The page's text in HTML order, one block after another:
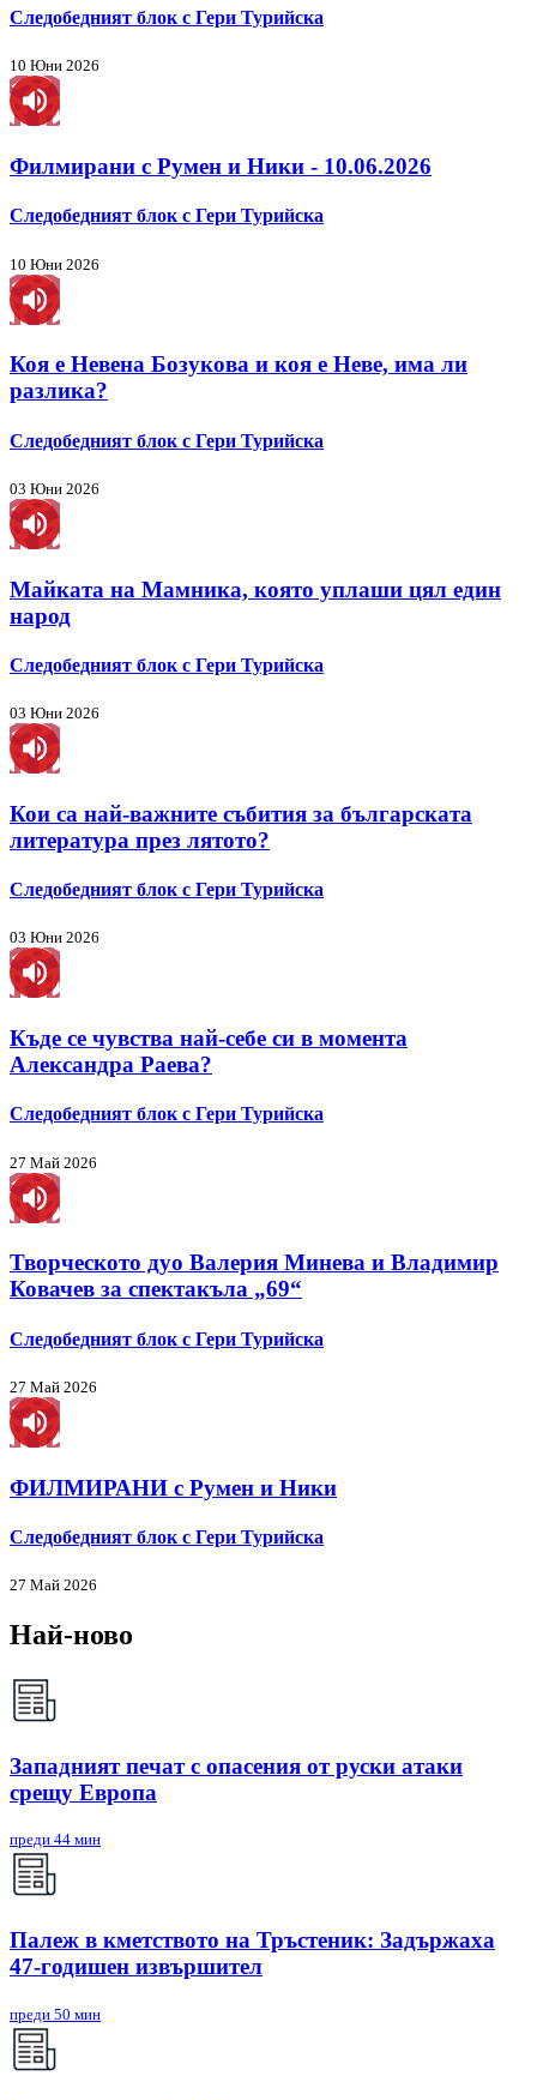
Следобедният блок с Гери Турийска
10 Юни 2026
Филмирани с Румен и Ники - 10.06.2026
Следобедният блок с Гери Турийска
10 Юни 2026
Коя е Невена Бозукова и коя е Неве, има ли
разлика?
Следобедният блок с Гери Турийска
03 Юни 2026
Майката на Мамника, която уплаши цял един
народ
Следобедният блок с Гери Турийска
03 Юни 2026
Кои са най-важните събития за българската
литература през лятото?
Следобедният блок с Гери Турийска
03 Юни 2026
Къде се чувства най-себе си в момента
Александра Раева?
Следобедният блок с Гери Турийска
27 Май 2026
Творческото дуо Валерия Минева и Владимир
Ковачев за спектакъла „69“
Следобедният блок с Гери Турийска
27 Май 2026
ФИЛМИРАНИ с Румен и Ники
Следобедният блок с Гери Турийска
27 Май 2026
Най-ново
Западният печат с опасения от руски атаки
срещу Европа
преди 44 мин
Палеж в кметството на Тръстеник: Задържаха
47-годишен извършител
преди 50 мин